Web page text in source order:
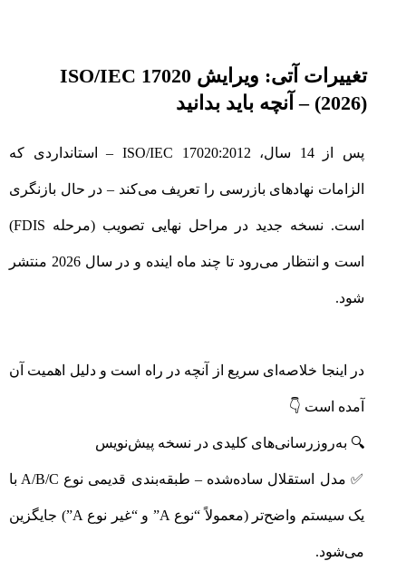
تغییرات آتی: ویرایش ISO/IEC 17020
(2026) – آنچه باید بدانید
پس از 14 سال، ISO/IEC 17020:2012 – استانداردی که
الزامات نهادهای بازرسی را تعریف می‌کند – در حال بازنگری
است. نسخه جدید در مراحل نهایی تصویب (مرحله FDIS)
است و انتظار می‌رود تا چند ماه اینده و در سال 2026 منتشر
شود.
در اینجا خلاصه‌ای سریع از آنچه در راه است و دلیل اهمیت آن
آمده است 👇
🔍 به‌روزرسانی‌های کلیدی در نسخه پیش‌نویس
✅ مدل استقلال ساده‌شده – طبقه‌بندی قدیمی نوع A/B/C با
یک سیستم واضح‌تر (معمولاً “نوع A” و “غیر نوع A”) جایگزین
می‌شود.